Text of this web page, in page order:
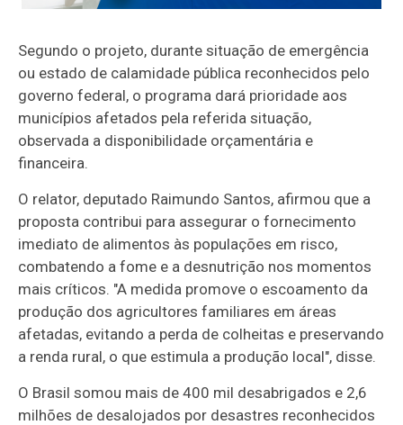
Segundo o projeto, durante situação de emergência
ou estado de calamidade pública reconhecidos pelo
governo federal, o programa dará prioridade aos
municípios afetados pela referida situação,
observada a disponibilidade orçamentária e
financeira.
O relator, deputado Raimundo Santos, afirmou que a
proposta contribui para assegurar o fornecimento
imediato de alimentos às populações em risco,
combatendo a fome e a desnutrição nos momentos
mais críticos. "A medida promove o escoamento da
produção dos agricultores familiares em áreas
afetadas, evitando a perda de colheitas e preservando
a renda rural, o que estimula a produção local", disse.
O Brasil somou mais de 400 mil desabrigados e 2,6
milhões de desalojados por desastres reconhecidos